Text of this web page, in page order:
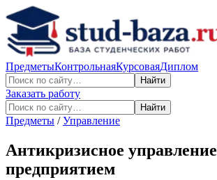
ПредметыКонтрольнаяКурсоваяДиплом
Найти
Заказать работу
Найти
Предметы /Управление
Антикризисное управление
предприятием